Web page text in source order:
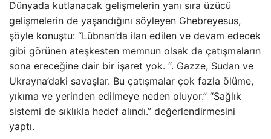
Dünyada kutlanacak gelişmelerin yanı sıra üzücü
gelişmelerin de yaşandığını söyleyen Ghebreyesus,
şöyle konuştu: “Lübnan’da ilan edilen ve devam edecek
gibi görünen ateşkesten memnun olsak da çatışmaların
sona ereceğine dair bir işaret yok. “. Gazze, Sudan ve
Ukrayna’daki savaşlar. Bu çatışmalar çok fazla ölüme,
yıkıma ve yerinden edilmeye neden oluyor.” “Sağlık
sistemi de sıklıkla hedef alındı.” değerlendirmesini
yaptı.